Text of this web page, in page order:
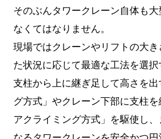
そのぶんタワークレーン自体も
なくてはなりません。
現場ではクレーンやリフトの大
た状況に応じて最適な工法を選択
支柱から上に継ぎ足して高さを
グ方式」やクレーン下部に支柱
アクライミング方式」を駆使し